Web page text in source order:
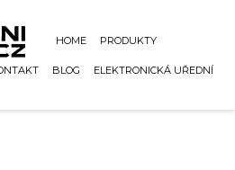
HOME PRODUKTY
BLOG
ELEKTRONICKÁ UŘEDNÍ